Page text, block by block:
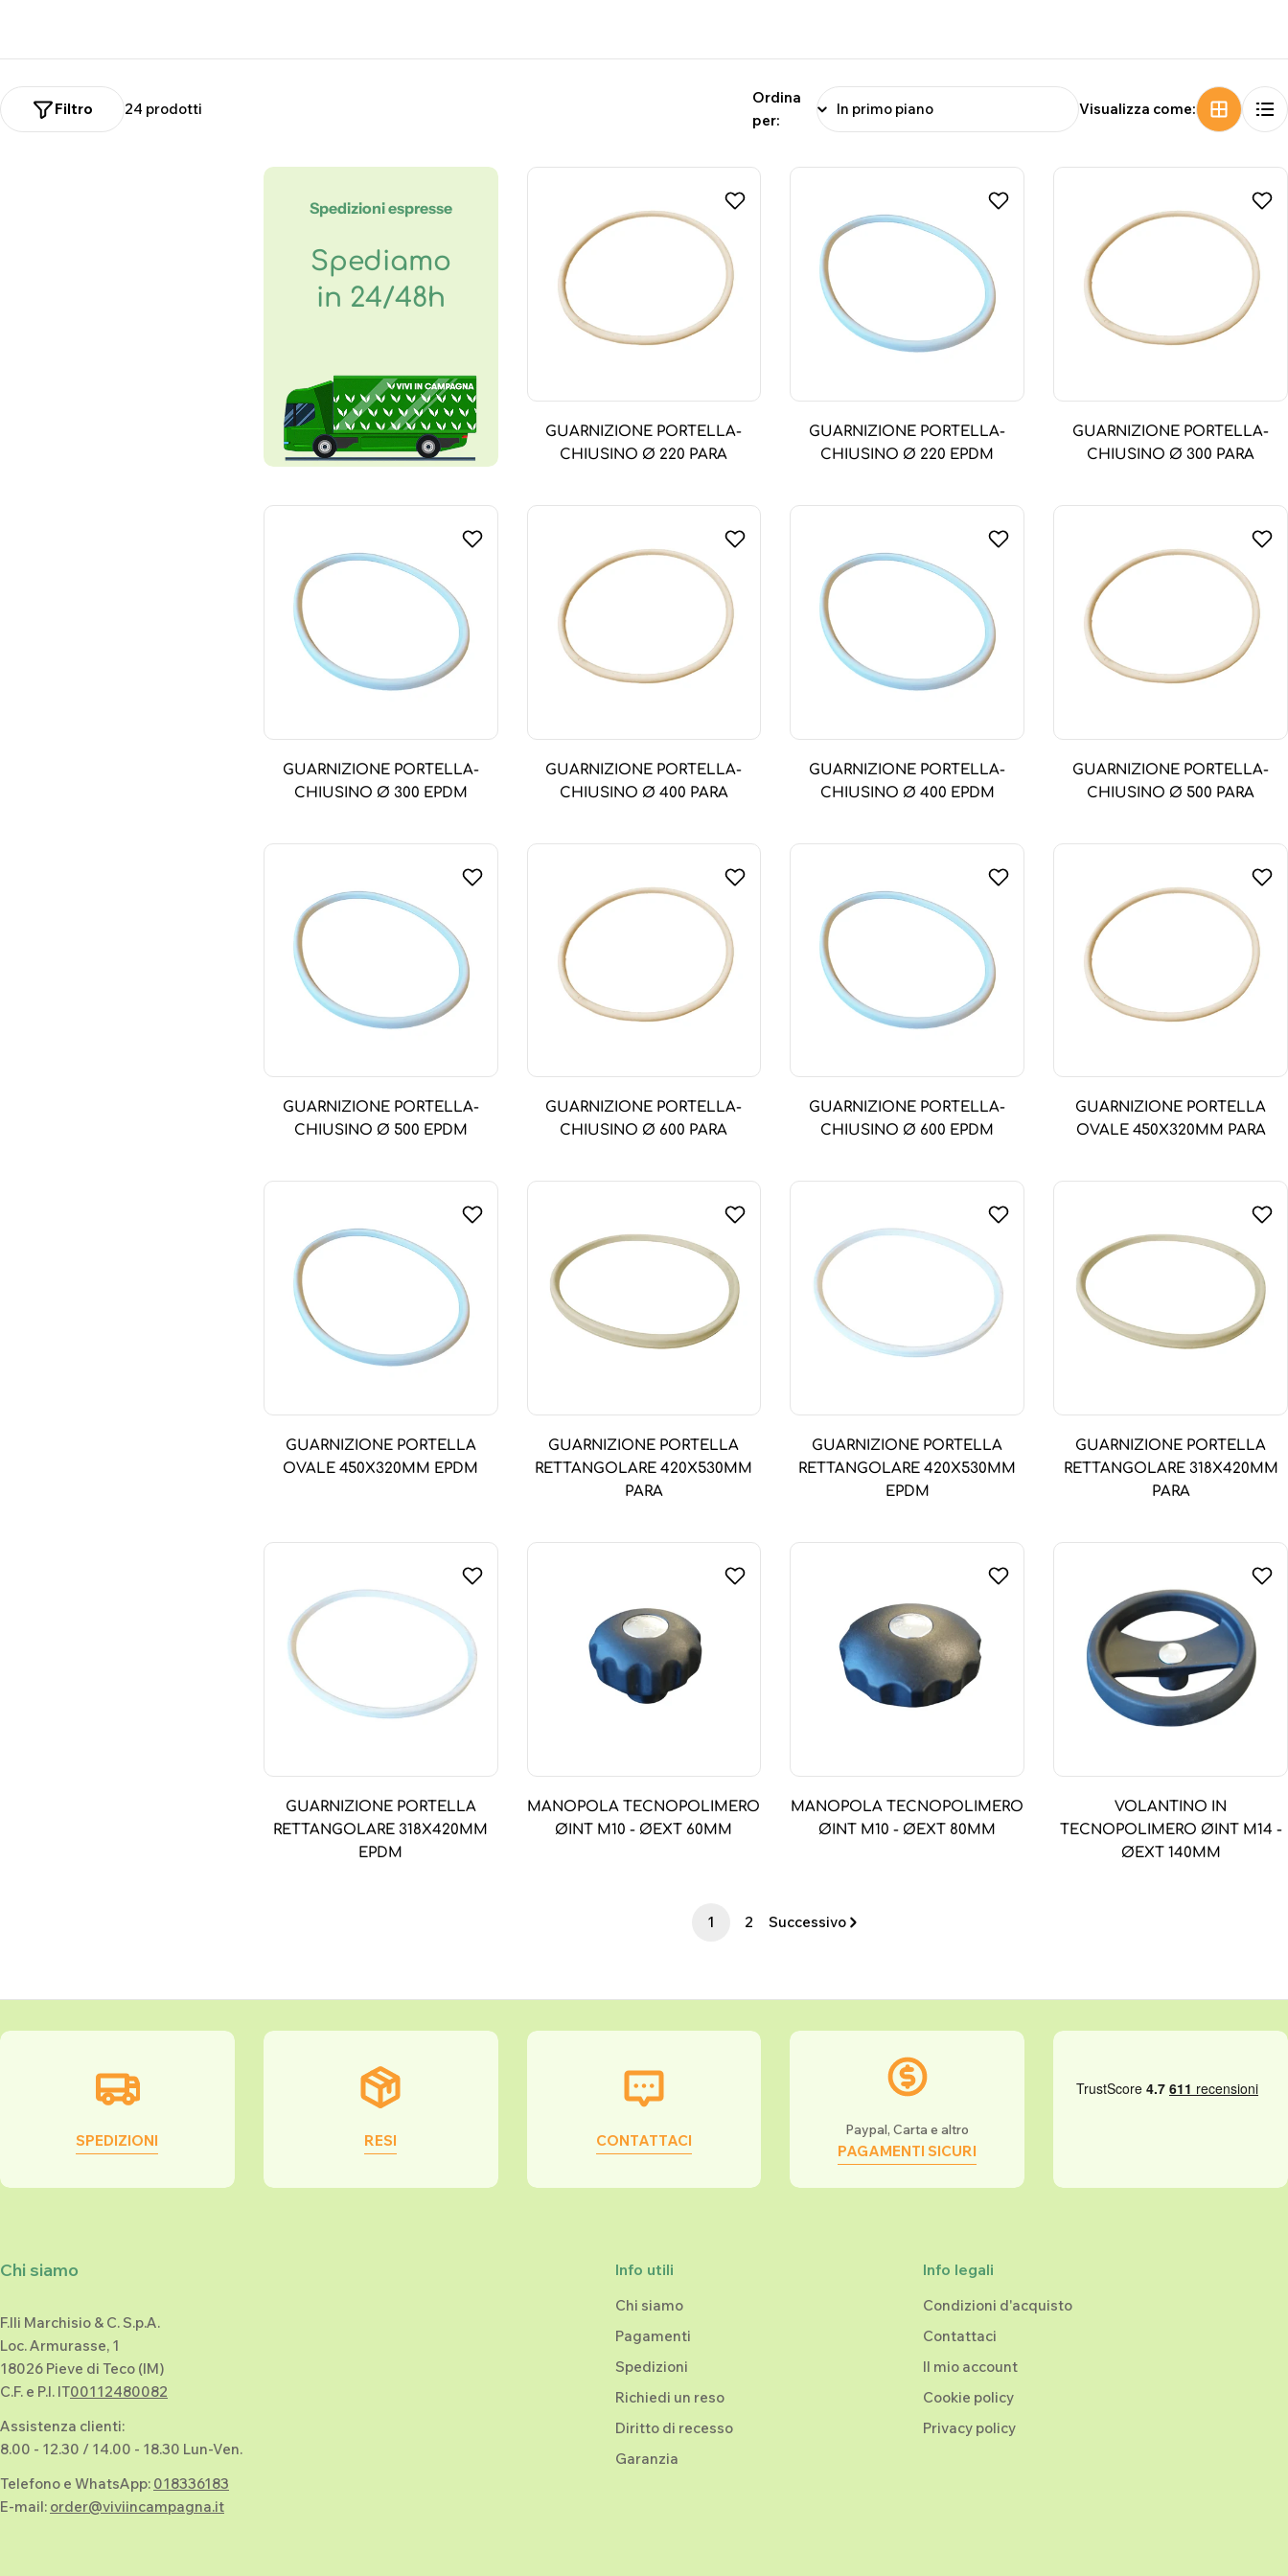
e
:
24 prodotti
Filtro
Ordina
per:
Visualizza come:
Spedizioni espresse
Spediamo
in 24/48h
GUARNIZIONE PORTELLA-
CHIUSINO Ø 220 PARA
GUARNIZIONE PORTELLA-
CHIUSINO Ø 220 EPDM
GUARNIZIONE PORTELLA-
CHIUSINO Ø 300 PARA
GUARNIZIONE PORTELLA-
CHIUSINO Ø 300 EPDM
GUARNIZIONE PORTELLA-
CHIUSINO Ø 400 PARA
GUARNIZIONE PORTELLA-
CHIUSINO Ø 400 EPDM
GUARNIZIONE PORTELLA-
CHIUSINO Ø 500 PARA
GUARNIZIONE PORTELLA-
CHIUSINO Ø 500 EPDM
GUARNIZIONE PORTELLA-
CHIUSINO Ø 600 PARA
GUARNIZIONE PORTELLA-
CHIUSINO Ø 600 EPDM
GUARNIZIONE PORTELLA
OVALE 450X320MM PARA
GUARNIZIONE PORTELLA
OVALE 450X320MM EPDM
GUARNIZIONE PORTELLA
RETTANGOLARE 420X530MM
PARA
GUARNIZIONE PORTELLA
RETTANGOLARE 420X530MM
EPDM
GUARNIZIONE PORTELLA
RETTANGOLARE 318X420MM
PARA
GUARNIZIONE PORTELLA
RETTANGOLARE 318X420MM
EPDM
MANOPOLA TECNOPOLIMERO
ØINT M10 - ØEXT 60MM
MANOPOLA TECNOPOLIMERO
ØINT M10 - ØEXT 80MM
VOLANTINO IN
TECNOPOLIMERO ØINT M14 -
ØEXT 140MM
1 2 Successivo
SPEDIZIONI RESI CONTATTACI
Paypal, Carta e altro
PAGAMENTI SICURI
Chi siamo
F.lli Marchisio & C. S.p.A.
Loc. Armurasse, 1
18026 Pieve di Teco (IM)
C.F. e P.I. IT00112480082
Assistenza clienti:
8.00 - 12.30 / 14.00 - 18.30 Lun-Ven.
Telefono e WhatsApp: 018336183
E-mail: order@viviincampagna.it
Info utili
Chi siamo
Pagamenti
Spedizioni
Richiedi un reso
Diritto di recesso
Garanzia
Info legali
Condizioni d'acquisto
Contattaci
Il mio account
Cookie policy
Privacy policy